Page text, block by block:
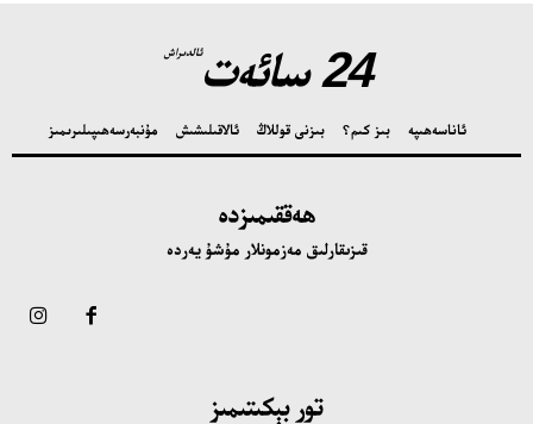
24 سائەت ئالدىراش
ئاناسەھىپە بىز كىم؟ بىزنى قوللاڭ ئالاقىلىشىش مۇنبەرسەھىپىلىرىمىز
ھەققىمىزدە
قىزىقارلىق مەزمونلار مۇشۇ يەردە
تور بېكىتىمىز